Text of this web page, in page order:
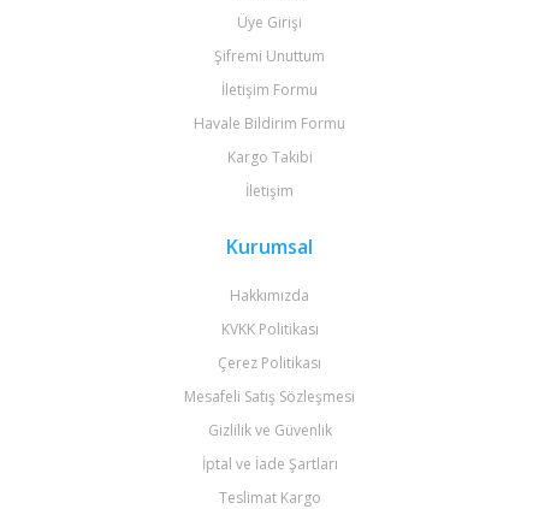
Üye Girişi
Şifremi Unuttum
İletişim Formu
Havale Bildirim Formu
Kargo Takibi
İletişim
Kurumsal
Hakkımızda
KVKK Politikası
Çerez Politikası
Mesafeli Satış Sözleşmesi
Gizlilik ve Güvenlik
İptal ve İade Şartları
Teslimat Kargo